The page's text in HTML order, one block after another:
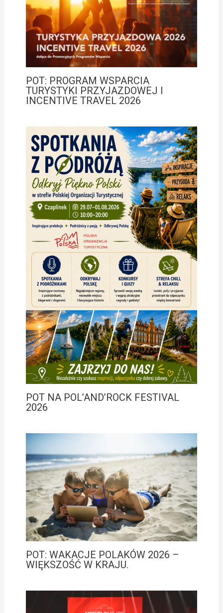
POT: PROGRAM WSPARCIA
TURYSTYKI PRZYJAZDOWEJ I
INCENTIVE TRAVEL 2026
POT NA POL’AND’ROCK FESTIVAL
2026
POT: WAKACJE POLAKÓW 2026 –
WIĘKSZOŚĆ W KRAJU.